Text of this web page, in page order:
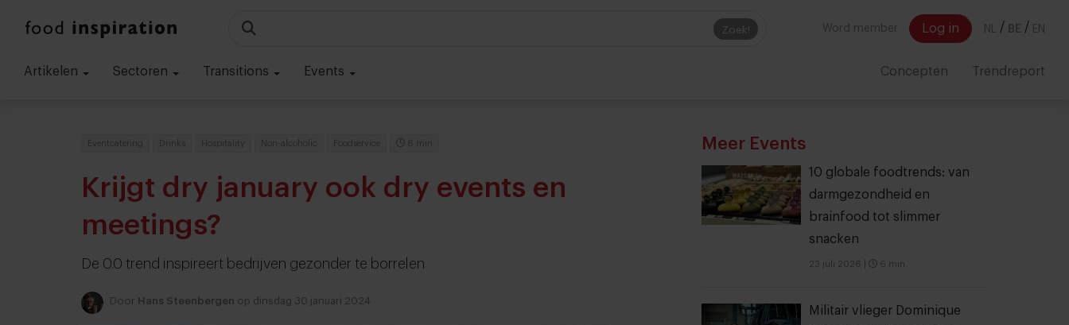
Zoek! Word member Log in NL / BE / EN
Artikelen Sectoren Transitions Events Concepten Trendreport
Eventcatering Drinks Hospitality Non-alcoholic Foodservice 6 min
Krijgt dry january ook dry events en
meetings?
De 0.0 trend inspireert bedrijven gezonder te borrelen
Door Hans Steenbergen op dinsdag 30 januari 2024
Meer Events
10 globale foodtrends: van
darmgezondheid en
brainfood tot slimmer
snacken
23 juli 2026 6 min
Militair vlieger Dominique